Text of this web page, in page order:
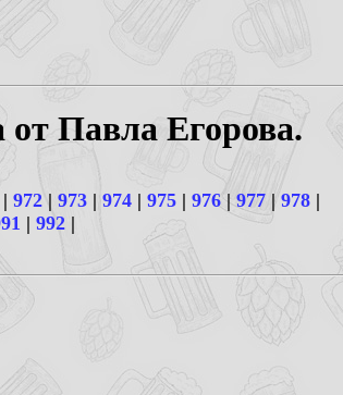
Павла Егорова.
| 972 | 973 | 974 | 975 | 976| 977 | 978 |
| 992 |